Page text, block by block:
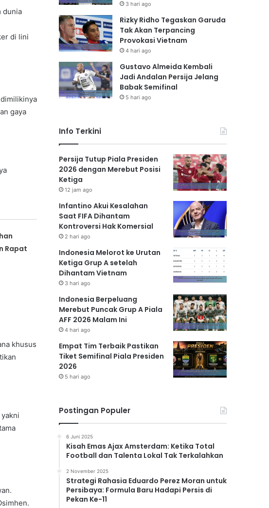
dunia
di lini
gaya
Rapat
khusus
3 hari ago
Rizky Ridho Tegaskan Garuda
Tak Akan Terpancing
Provokasi Vietnam
4 hari ago
Gustavo Almeida Kembali
Jadi Andalan Persija Jelang
Babak Semifinal
5 hari ago
Info Terkini
Persija Tutup Piala Presiden
2026 dengan Merebut Posisi
Ketiga
12 jam ago
Infantino Akui Kesalahan
Saat FIFA Dihantam
Kontroversi Hak Komersial
2 hari ago
Indonesia Melorot ke Urutan
Ketiga Grup A setelah
Dihantam Vietnam
3 hari ago
Indonesia Berpeluang
Merebut Puncak Grup A Piala
AFF 2026 Malam Ini
4 hari ago
Empat Tim Terbaik Pastikan
Tiket Semifinal Piala Presiden
2026
5 hari ago
Postingan Populer
6 Juni 2025
Kisah Emas Ajax Amsterdam: Ketika Total
Football dan Talenta Lokal Tak Terkalahkan
2 November 2025
Strategi Rahasia Eduardo Perez Moran untuk
Persibaya: Formula Baru Hadapi Persis di
Pekan Ke-11